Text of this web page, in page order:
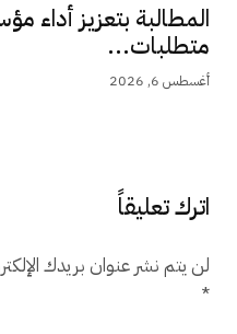
المطالبة بتعزيز أداء
متطلبات...
أغسطس 6, 2026
اترك تعليقاً
لن يتم نشر عنوان بريدك
*